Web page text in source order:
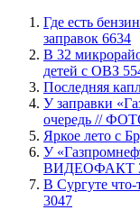
​Где есть
заправок 6634
В 32
детей с ОВЗ
​Последняя
​У заправки
очередь //
Яркое лето с
У
ВИДЕОФАКТ
​В Сургуте
3047